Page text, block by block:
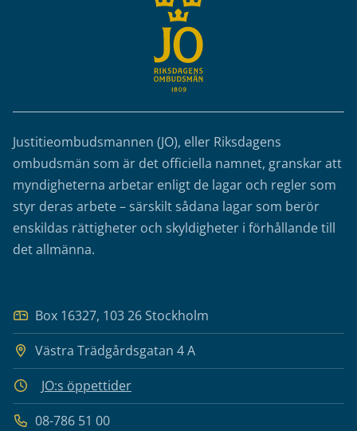
Justitieombudsmannen (JO), eller Riksdagens
ombudsmän som är det officiella namnet, granskar att
myndigheterna arbetar enligt de lagar och regler som
styr deras arbete – särskilt sådana lagar som berör
enskildas rättigheter och skyldigheter i förhållande till
det allmänna.
Box 16327, 103 26 Stockholm
Västra Trädgårdsgatan 4 A
JO:s öppettider
08-786 51 00